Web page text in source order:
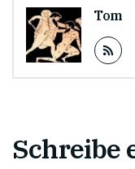
Tom
Schreibe